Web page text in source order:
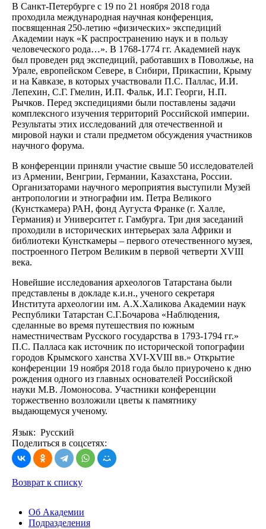
В Санкт-Петербурге с 19 по 21 ноября 2018 года
проходила международная научная конференция,
посвященная 250-летию «физических» экспедиций
Академии наук «К распространению наук и в пользу
человеческого рода…». В 1768-1774 гг. Академией наук
был проведен ряд экспедиций, работавших в Поволжье, на
Урале, европейском Севере, в Сибири, Прикаспии, Крыму
и на Кавказе, в которых участвовали П.С. Паллас, И.И.
Лепехин, С.Г. Гмелин, И.П. Фальк, И.Г. Георги, Н.П.
Рычков. Перед экспедициями были поставлены задачи
комплексного изучения территорий Российской империи.
Результаты этих исследований для отечественной и
мировой науки и стали предметом обсуждения участников
научного форума.
В конференции приняли участие свыше 50 исследователей
из Армении, Венгрии, Германии, Казахстана, России.
Организаторами научного мероприятия выступили Музей
антропологии и этнографии им. Петра Великого
(Кунсткамера) РАН, фонд Аугуста Франке (г. Халле,
Германия) и Университет г. Гамбурга. Три дня заседаний
проходили в исторических интерьерах зала Африки и
библиотеки Кунсткамеры – первого отечественного музея,
построенного Петром Великим в первой четверти XVIII
века.
Новейшие исследования археологов Татарстана были
представлены в докладе к.и.н., ученого секретаря
Института археологии им. А.Х.Халикова Академии наук
Республики Татарстан С.Г.Бочарова «Наблюдения,
сделанные во время путешествия по южным
наместничествам Русского государства в 1793-1794 гг.»
П.С. Палласа как источник по исторической топографии
городов Крымского ханства XVI-XVIII вв.» Открытие
конференции 19 ноября 2018 года было приурочено к дню
рождения одного из главных основателей Российской
науки М.В. Ломоносова. Участники конференции
торжественно возложили цветы к памятнику
выдающемуся ученому.
Язык: Русский
Поделиться в соцсетях:
Возврат к списку
Об Академии
Подразделения